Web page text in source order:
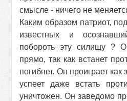
смысле - ничего не
Каким образом патриот,
известных и
побороть эту силищу ?
прямо, так как встанет
погибнет. Он проиграет как
успеет даже встать
уничтожен. Он заведомо